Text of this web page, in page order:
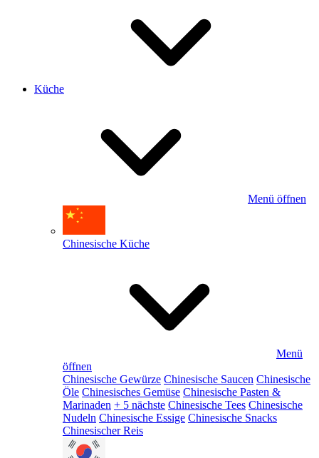
Küche
Menü öffnen
Chinesische Küche
Menü
öffnen
Chinesische Gewürze Chinesische Saucen Chinesische
Öle Chinesisches Gemüse Chinesische Pasten &
Marinaden + 5 nächste Chinesische Tees Chinesische
Nudeln Chinesische Essige Chinesische Snacks
Chinesischer Reis